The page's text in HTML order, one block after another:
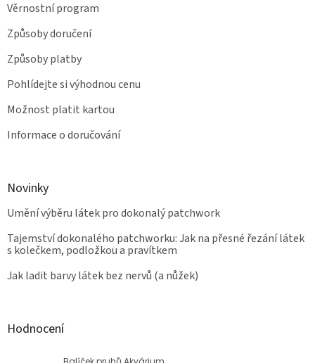
Věrnostní program
Způsoby doručení
Způsoby platby
Pohlídejte si výhodnou cenu
Možnost platit kartou
Informace o doručování
Novinky
Umění výběru látek pro dokonalý patchwork
Tajemství dokonalého patchworku: Jak na přesné řezání látek
s kolečkem, podložkou a pravítkem
Jak ladit barvy látek bez nervů (a nůžek)
Hodnocení